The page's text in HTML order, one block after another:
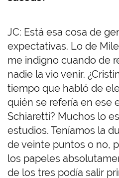
JC: Está esa cosa de
expectativas. Lo de
me indigno cuando de
nadie la vio venir.
tiempo que habló de
quién se refería en ese
Schiaretti? Muchos lo
estudios. Teníamos la
de veinte puntos o no,
los papeles
de los tres podía salir